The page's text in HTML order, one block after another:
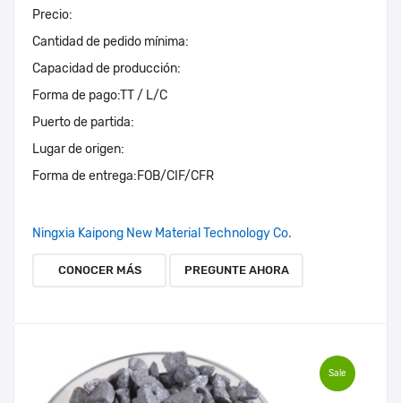
Precio:
Cantidad de pedido mínima:
Capacidad de producción:
Forma de pago:TT / L/C
Puerto de partida:
Lugar de origen:
Forma de entrega:FOB/CIF/CFR
Ningxia Kaipong New Material Technology Co.
CONOCER MÁS PREGUNTE AHORA
Sale